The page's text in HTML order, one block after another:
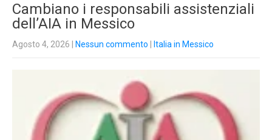
Cambiano i responsabili assistenziali
dell’AIA in Messico
Agosto 4, 2026 Nessun commento Italia in Messico